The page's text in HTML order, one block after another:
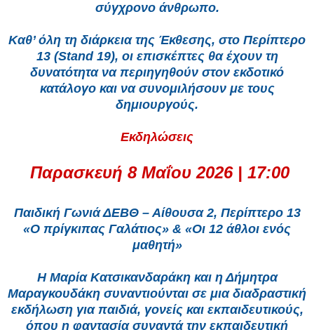
σύγχρονο άνθρωπο.
Καθ’ όλη τη διάρκεια της Έκθεσης, στο Περίπτερο
13 (Stand 19), οι επισκέπτες θα έχουν τη
δυνατότητα να περιηγηθούν στον εκδοτικό
κατάλογο και να συνομιλήσουν με τους
δημιουργούς.
Εκδηλώσεις
Παρασκευή 8 Μαΐου 2026 | 17:00
Παιδική Γωνιά ΔΕΒΘ – Αίθουσα 2, Περίπτερο 13
«Ο πρίγκιπας Γαλάτιος» & «Οι 12 άθλοι ενός
μαθητή»
Η Μαρία Κατσικανδαράκη και η Δήμητρα
Μαραγκουδάκη συναντιούνται σε μια διαδραστική
εκδήλωση για παιδιά, γονείς και εκπαιδευτικούς,
όπου η φαντασία συναντά την εκπαιδευτική